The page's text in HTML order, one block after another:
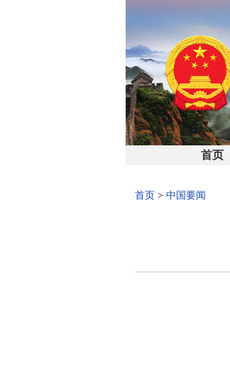
首页
首页 > 中国要闻